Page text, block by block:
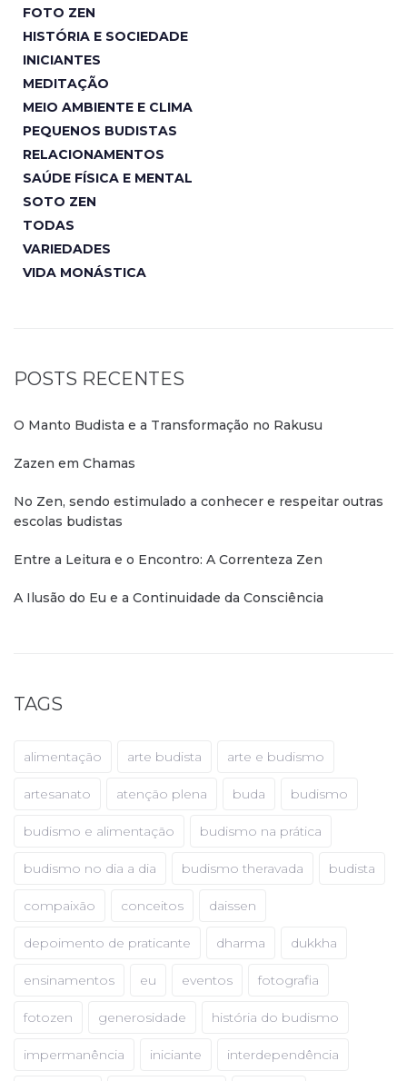
FOTO ZEN
HISTÓRIA E SOCIEDADE
INICIANTES
MEDITAÇÃO
MEIO AMBIENTE E CLIMA
PEQUENOS BUDISTAS
RELACIONAMENTOS
SAÚDE FÍSICA E MENTAL
SOTO ZEN
TODAS
VARIEDADES
VIDA MONÁSTICA
POSTS RECENTES
O Manto Budista e a Transformação no Rakusu
Zazen em Chamas
No Zen, sendo estimulado a conhecer e respeitar outras
escolas budistas
Entre a Leitura e o Encontro: A Correnteza Zen
A Ilusão do Eu e a Continuidade da Consciência
TAGS
alimentação arte budista arte e budismo
artesanato atenção plena buda budismo
budismo e alimentação budismo na prática
budismo no dia a dia budismo theravada budista
compaixão conceitos daissen
depoimento de praticante dharma dukkha
ensinamentos eu eventos fotografia
fotozen generosidade história do budismo
impermanência iniciante interdependência